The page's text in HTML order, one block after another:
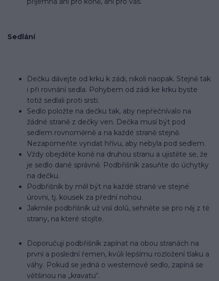
Sedlání
Dečku dávejte od krku k zádi, nikoli naopak. Stejně tak
i při rovnání sedla. Pohybem od zádi ke krku byste
totiž sedlali proti srsti.
Sedlo položte na dečku tak, aby nepřečnívalo na
žádné straně z dečky ven. Dečka musí být pod
sedlem rovnoměrně a na každé straně stejně.
Nezapomeňte vyndat hřívu, aby nebyla pod sedlem.
Vždy obejděte koně na druhou stranu a ujistěte se, že
je sedlo dané správně. Podbřišník zasuňte do úchytky
na dečku.
Podbřišník by měl být na každé straně ve stejné
úrovni, tj. kousek za přední nohou.
Jakmile podbřišník už visí dolů, sehněte se pro něj z té
strany, na které stojíte.
Doporučuji podbřišník zapínat na obou stranách na
první a poslední řemen, kvůli lepšímu rozložení tlaku a
váhy. Pokud se jedná o westernové sedlo, zapíná se
většinou na „kravatu“.